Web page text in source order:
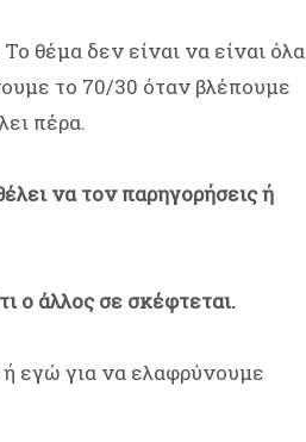
Το θέμα δεν είναι να είναι όλα
το 70/30 όταν βλέπουμε
πέρα.
να τον παρηγορήσεις ή
ο άλλος σε σκέφτεται.
ή εγώ για να ελαφρύνουμε